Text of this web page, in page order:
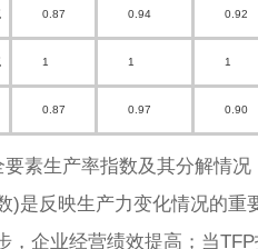
0.87 0.94 0.92
1 1 1
0.87 0.97 0.90
素生产率指数及其分解情
)是反映生产力变化情况的重
，企业经营绩效提高；当